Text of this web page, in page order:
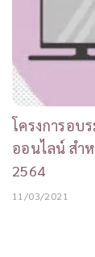
โครงการอบ
ออนไลน์ สำ
2564
11/03/2021